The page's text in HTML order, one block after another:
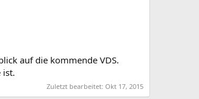
auf die kommende VDS.
ist.
Zuletzt bearbeitet: Okt 17, 2015